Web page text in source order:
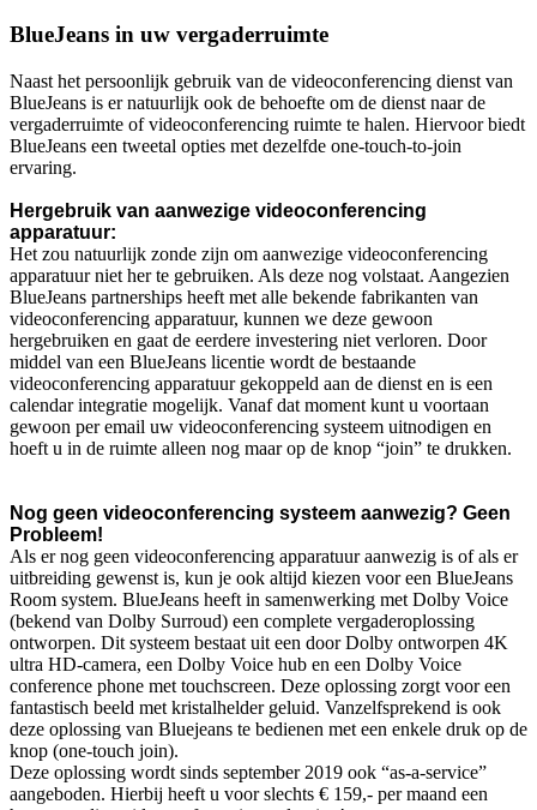
BlueJeans in uw vergaderruimte
Naast het persoonlijk gebruik van de videoconferencing dienst van
BlueJeans is er natuurlijk ook de behoefte om de dienst naar de
vergaderruimte of videoconferencing ruimte te halen. Hiervoor biedt
BlueJeans een tweetal opties met dezelfde one-touch-to-join
ervaring.
Hergebruik van aanwezige videoconferencing
apparatuur:
Het zou natuurlijk zonde zijn om aanwezige videoconferencing
apparatuur niet her te gebruiken. Als deze nog volstaat. Aangezien
BlueJeans partnerships heeft met alle bekende fabrikanten van
videoconferencing apparatuur, kunnen we deze gewoon
hergebruiken en gaat de eerdere investering niet verloren. Door
middel van een BlueJeans licentie wordt de bestaande
videoconferencing apparatuur gekoppeld aan de dienst en is een
calendar integratie mogelijk. Vanaf dat moment kunt u voortaan
gewoon per email uw videoconferencing systeem uitnodigen en
hoeft u in de ruimte alleen nog maar op de knop “join” te drukken.
Nog geen videoconferencing systeem aanwezig? Geen
Probleem!
Als er nog geen videoconferencing apparatuur aanwezig is of als er
uitbreiding gewenst is, kun je ook altijd kiezen voor een BlueJeans
Room system. BlueJeans heeft in samenwerking met Dolby Voice
(bekend van Dolby Surroud) een complete vergaderoplossing
ontworpen. Dit systeem bestaat uit een door Dolby ontworpen 4K
ultra HD-camera, een Dolby Voice hub en een Dolby Voice
conference phone met touchscreen. Deze oplossing zorgt voor een
fantastisch beeld met kristalhelder geluid. Vanzelfsprekend is ook
deze oplossing van Bluejeans te bedienen met een enkele druk op de
knop (one-touch join).
Deze oplossing wordt sinds september 2019 ook “as-a-service”
aangeboden. Hierbij heeft u voor slechts € 159,- per maand een